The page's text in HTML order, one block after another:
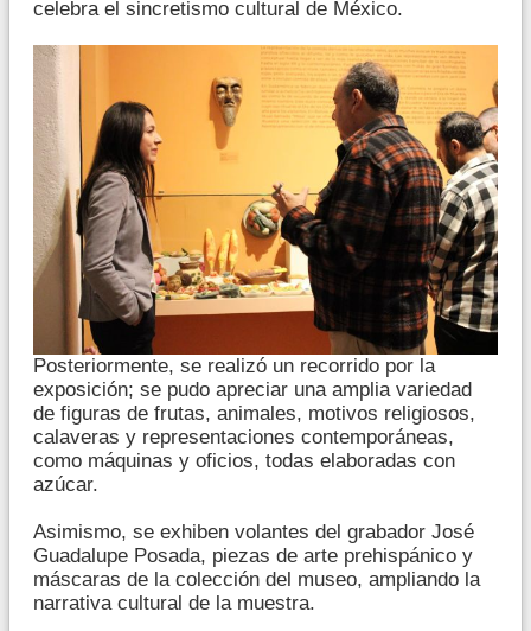
celebra el sincretismo cultural de México.
Posteriormente, se realizó un recorrido por la
exposición; se pudo apreciar una amplia variedad
de figuras de frutas, animales, motivos religiosos,
calaveras y representaciones contemporáneas,
como máquinas y oficios, todas elaboradas con
azúcar.
Asimismo, se exhiben volantes del grabador José
Guadalupe Posada, piezas de arte prehispánico y
máscaras de la colección del museo, ampliando la
narrativa cultural de la muestra.